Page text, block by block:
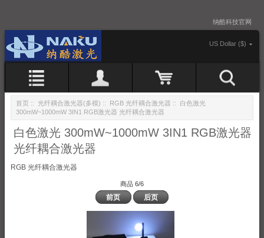
纳酷科技官网
US Dollar ($)
首页 :: 光纤耦合激光器(多模) :: RGB 光纤耦合激光器 :: 白色激光
300mW~1000mW 3IN1 RGB激光器 光纤耦合激光器
白色激光 300mW~1000mW 3IN1 RGB激光器
光纤耦合激光器
RGB 光纤耦合激光器
商品 6/6
前页 后页